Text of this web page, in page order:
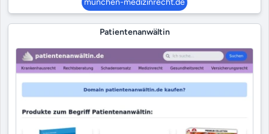
münchen-medizinrecht.de
Patientenanwältin